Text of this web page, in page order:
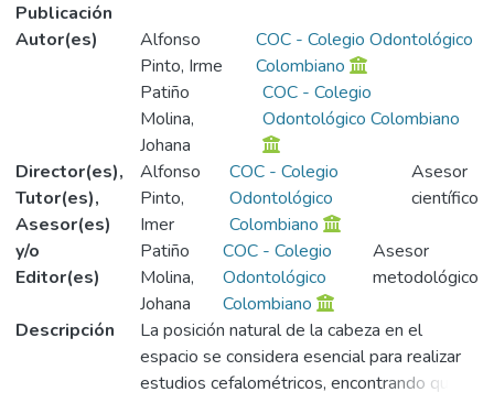
Publicación
Autor(es)
Alfonso
Pinto, Irme
COC - Colegio Odontológico
Colombiano
Patiño
Molina,
Johana
COC - Colegio
Odontológico Colombiano
Director(es),
Tutor(es),
Asesor(es)
y/o
Editor(es)
Alfonso
Pinto,
Imer
COC - Colegio
Odontológico
Colombiano
Asesor
científico
Patiño
Molina,
Johana
COC - Colegio
Odontológico
Colombiano
Asesor
metodológico
Descripción
La posición natural de la cabeza en el
espacio se considera esencial para realizar
estudios cefalométricos, encontrando que